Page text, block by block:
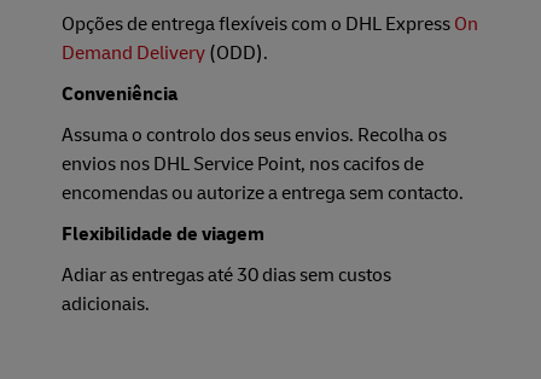
Opções de entrega flexíveis com o DHL Express On
Demand Delivery (ODD).
Conveniência
Assuma o controlo dos seus envios. Recolha os
envios nos DHL Service Point, nos cacifos de
encomendas ou autorize a entrega sem contacto.
Flexibilidade de viagem
Adiar as entregas até 30 dias sem custos
adicionais.